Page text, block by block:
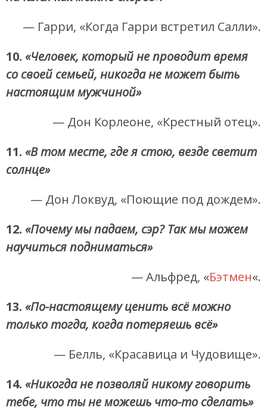
— Гарри, «Когда Гарри встретил Салли».
10. «Человек, который не проводит время
со своей семьей, никогда не может быть
настоящим мужчиной»
— Дон Корлеоне, «Крестный отец».
11. «В том месте, где я стою, везде светит
солнце»
— Дон Локвуд, «Поющие под дождем».
12. «Почему мы падаем, сэр? Так мы можем
научиться подниматься»
— Альфред, «Бэтмен«.
13. «По-настоящему ценить всё можно
только тогда, когда потеряешь всё»
— Белль, «Красавица и Чудовище».
14. «Никогда не позволяй никому говорить
тебе, что ты не можешь что-то сделать»